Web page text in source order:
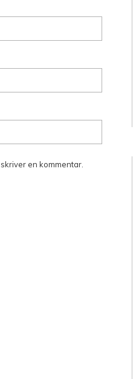
en kommentar.